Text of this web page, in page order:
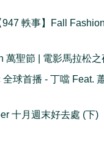
947 軼事】Fall
萬聖節 | 電影馬拉松之
全球首播 - 丁噹 Feat.
十月週末好去處 (下)